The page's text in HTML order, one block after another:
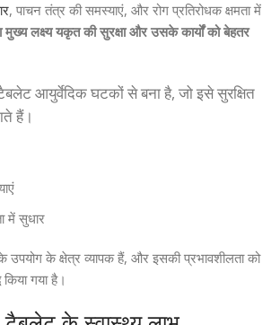
, पाचन तंत्र की समस्याएं, और रोग प्रतिरोधक क्षमता में
मुख्य लक्ष्य यकृत की सुरक्षा और उसके कार्यों को बेहतर
आयुर्वेदिक घटकों से बना है, जो इसे सुरक्षित
हैं।
में सुधार
के क्षेत्र व्यापक हैं, और इसकी प्रभावशीलता को
किया गया है।